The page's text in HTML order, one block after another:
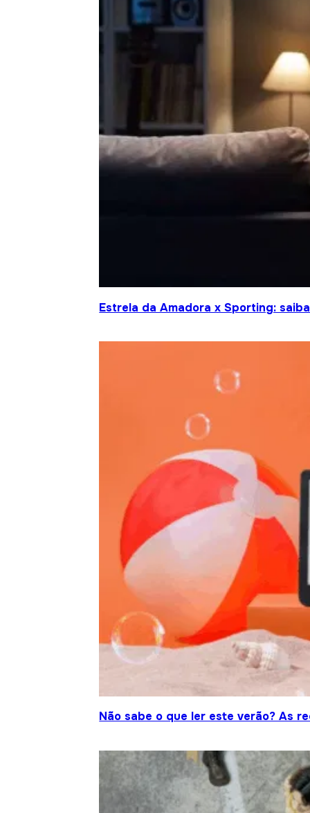
Estrela da Amadora x Sporting:
Não sabe o que ler este verão? As